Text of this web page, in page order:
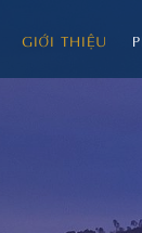
GIỚI THIỆU